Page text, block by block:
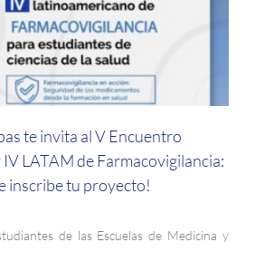
te invita al V Encuentro
LATAM de Farmacovigilancia:
inscribe tu proyecto!
de las Escuelas de Medicina y